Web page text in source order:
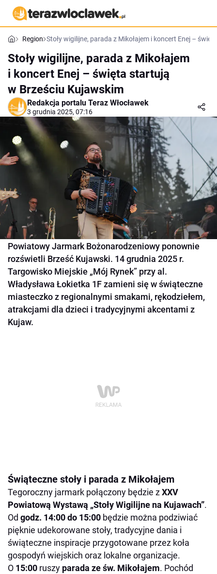
Region Stoły wigilijne, parada z Mikołajem i koncert Enej –
Stoły wigilijne, parada z Mikołajem
i koncert Enej – święta startują
w Brześciu Kujawskim
Redakcja portalu Teraz Włocławek
3 grudnia 2025, 07:16
Powiatowy Jarmark Bożonarodzeniowy ponownie
rozświetli Brześć Kujawski. 14 grudnia 2025 r.
Targowisko Miejskie „Mój Rynek” przy al.
Władysława Łokietka 1F zamieni się w świąteczne
miasteczko z regionalnymi smakami, rękodziełem,
atrakcjami dla dzieci i tradycyjnymi akcentami z
Kujaw.
Świąteczne stoły i parada z Mikołajem
Tegoroczny jarmark połączony będzie zXXV
Powiatową Wystawą „Stoły Wigilijne na Kujawach”.
Od godz. 14:00 do 15:00 będzie można podziwiać
pięknie udekorowane stoły, tradycyjne dania i
świąteczne inspiracje przygotowane przez koła
gospodyń wiejskich oraz lokalne organizacje.
O 15:00 ruszy parada ze św. Mikołajem. Pochód